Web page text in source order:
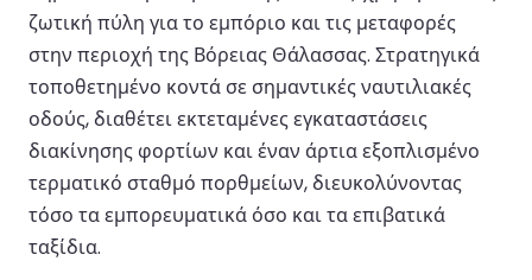
ζωτική πύλη για το εμπόριο και τις μεταφορές
στην περιοχή της Βόρειας Θάλασσας. Στρατηγικά
τοποθετημένο κοντά σε σημαντικές ναυτιλιακές
οδούς, διαθέτει εκτεταμένες εγκαταστάσεις
διακίνησης φορτίων και έναν άρτια εξοπλισμένο
τερματικό σταθμό πορθμείων, διευκολύνοντας
τόσο τα εμπορευματικά όσο και τα επιβατικά
ταξίδια.